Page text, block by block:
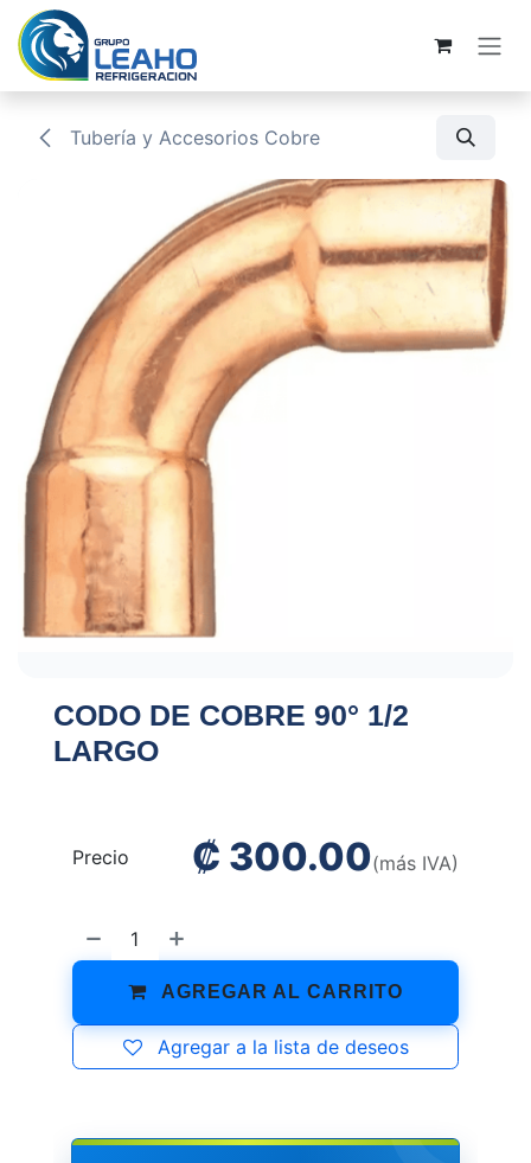
Ir al contenido
Tubería y Accesorios Cobre
CODO DE COBRE 90° 1/2
LARGO
AGREGAR AL CARRITO
Agregar a la lista de deseos
Precio ₡ 300.00(más IVA)